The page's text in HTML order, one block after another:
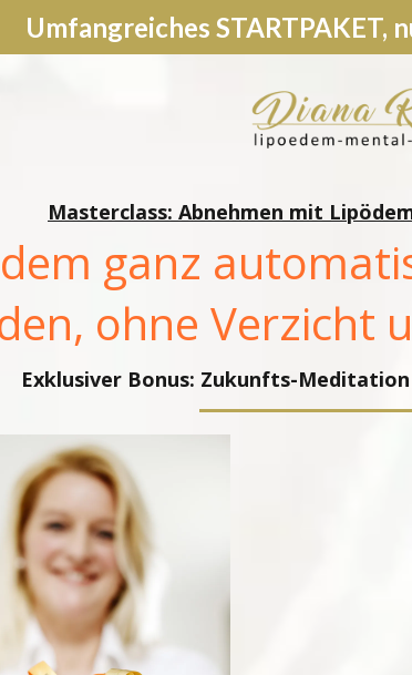
Umfangreiches
Masterclass: Abnehmen mit
ganz
ohne Verzicht
Exklusiver Bonus: Zukunfts-